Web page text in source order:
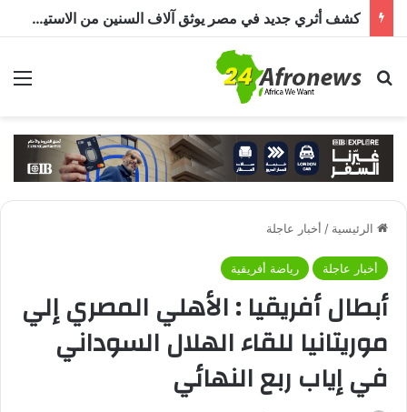
كشف أثري جديد في مصر يوثق آلاف السنين من الاستيطان البشري.. اكتشاف جبانة من عصر ما قبل الأسرات حتى العصرين اليوناني والروماني
بحث عن
الرئيسية / أخبار عاجلة
أخبار عاجلة رياضة أفريقية
أبطال أفريقيا : الأهلي المصري إلي
موريتانيا للقاء الهلال السوداني
في إياب ربع النهائي